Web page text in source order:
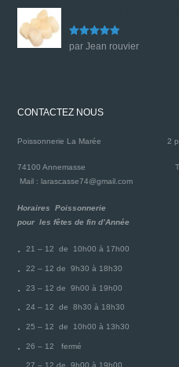
Note5sur
5
par Jean rouvier
CONTACTEZ NOUS
Poissonnerie La Marée2
74100 Annemasse
Mail : larascasse74@gmail.com
Horaires Poissonnerie
pour les fêtes de fin d’Année
21 – 12 de 10h00 à 17h00
22 – 12 de 9h30 à 18h30
23 – 12 de 9h00 à 19h00
24 – 12 de 8h30 à 18h30
25 – 12 de 10h00 à 13h30
26 – 12 fermé